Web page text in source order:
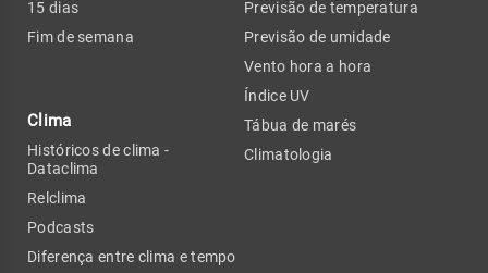
15 dias
Fim de semana
Clima
Históricos de clima -
Dataclima
Relclima
Podcasts
Diferença entre clima e tempo
Previsão de temperatura
Previsão de umidade
Vento hora a hora
Índice UV
Tábua de marés
Climatologia